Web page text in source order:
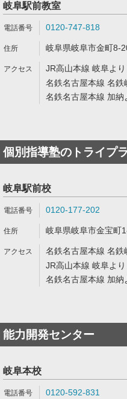
岐阜駅前教室
0120-747-818
岐阜県岐阜市金町8-
JR高山本線 岐阜よ
名鉄名古屋本線 名
名鉄名古屋本線 加
個別指導塾のトライプ
岐阜駅前校
0120-177-202
岐阜県岐阜市金宝町
名鉄名古屋本線 名
JR高山本線 岐阜よ
名鉄名古屋本線 加
能力開発センター
岐阜本校
0120-592-831